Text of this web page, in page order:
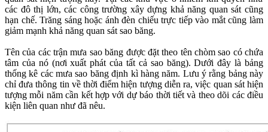
các đô thị lớn, các công trường xây dựng khả năng quan sát cũng
hạn chế. Trăng sáng hoặc ánh đèn chiếu trực tiếp vào mắt cũng làm
giảm mạnh khả năng quan sát sao băng.
Tên của các trận mưa sao băng được đặt theo tên chòm sao có chứa
tâm của nó (nơi xuất phát của tất cả sao băng). Dưới đây là bảng
thống kê các mưa sao băng định kì hàng năm. Lưu ý rằng bảng này
chỉ đưa thông tin về thời điểm hiện tượng diễn ra, việc quan sát hiện
tượng mỗi năm cần kết hợp với dự báo thời tiết và theo dõi các điều
kiện liên quan như đã nêu.